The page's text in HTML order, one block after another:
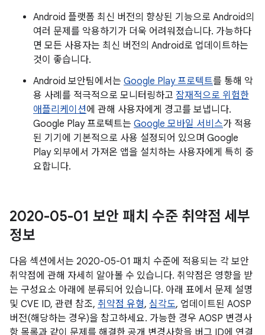
Android 플랫폼 최신 버전의 향상된 기능으로 Android의
여러 문제를 악용하기가 더욱 어려워졌습니다. 가능하다
면 모든 사용자는 최신 버전의 Android로 업데이트하는
것이 좋습니다.
Android 보안팀에서는 Google Play 프로텍트를 통해 악
용 사례를 적극적으로 모니터링하고 잠재적으로 위험한
애플리케이션에 관해 사용자에게 경고를 보냅니다.
Google Play 프로텍트는 Google 모바일 서비스가 적용
된 기기에 기본적으로 사용 설정되어 있으며 Google
Play 외부에서 가져온 앱을 설치하는 사용자에게 특히 중
요합니다.
2020-05-01 보안 패치 수준 취약점 세부
정보
다음 섹션에서는 2020-05-01 패치 수준에 적용되는 각 보안
취약점에 관해 자세히 알아볼 수 있습니다. 취약점은 영향을 받
는 구성요소 아래에 분류되어 있습니다. 아래 표에서 문제 설명
및 CVE ID, 관련 참조, 취약점 유형, 심각도, 업데이트된 AOSP
버전(해당하는 경우)을 참고하세요. 가능한 경우 AOSP 변경사
항 목록과 같이 문제를 해결한 공개 변경사항을 버그 ID에 연결